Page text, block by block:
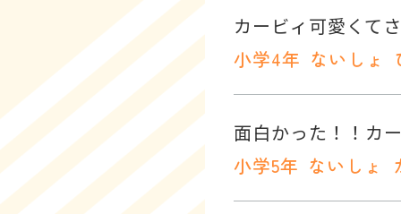
カービィ可愛くて
小学4年 ないしょ
小学5年 ないしょ